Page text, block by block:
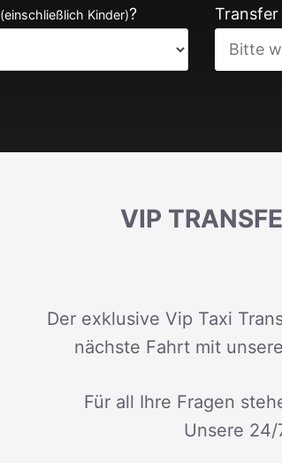
(einschließlich Kinder)?
VIP
Der exklusive Vip Taxi
nächste Fahrt mit
Für all Ihre Fragen
Unsere